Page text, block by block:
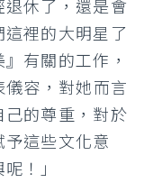
退休了，還是會
裡的大明星了
有關的工作，
儀容，對她而言
己的尊重，對於
這些文化意
！」